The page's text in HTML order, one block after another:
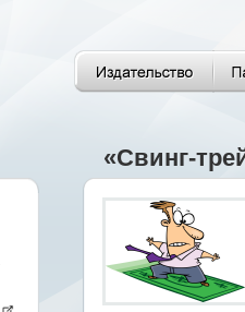
«Свинг-